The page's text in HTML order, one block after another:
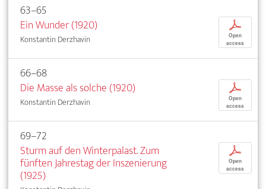
63–65
Ein Wunder (1920)
Konstantin Derzhavin
p
Open
access
66–68
Die Masse als solche (1920)
Konstantin Derzhavin
p
Open
access
69–72
Sturm auf den Winterpalast. Zum
fünften Jahrestag der Inszenierung
(1925)
p
Open
access